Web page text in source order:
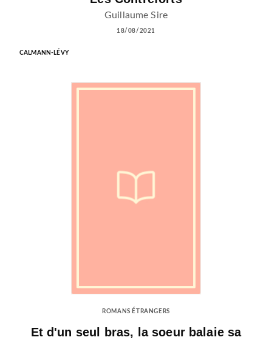
Guillaume Sire
18/08/2021
CALMANN-LÉVY
ROMANS ÉTRANGERS
Et d'un seul bras, la soeur balaie sa